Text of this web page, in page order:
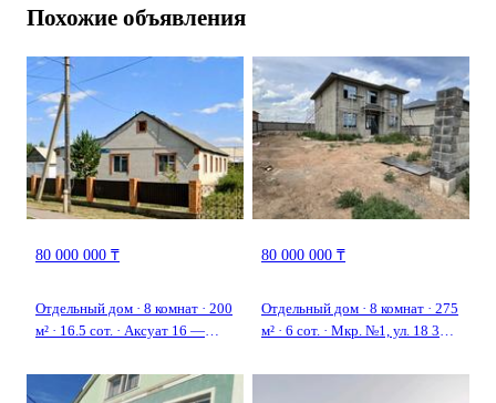
Похожие объявления
80 000 000 ₸
Отдельный дом · 8 комнат · 200
м² · 16.5 сот. · Аксуат 16 —
80 000 000 ₸
Отдельный дом · 8 комнат · 275
м² · 6 сот. · Мкр. №1, ул. 18 36
Аршалынский район * п.